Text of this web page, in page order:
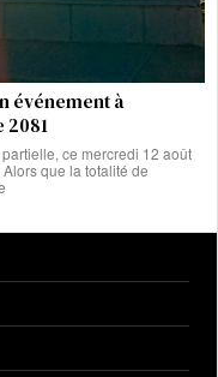
événement à
2081
ce mercredi 12 août
que la totalité de